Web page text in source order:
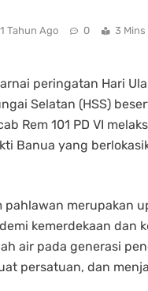
1 Tahun Ago 0 3 Mins
peringatan Hari
Selatan (HSS)
Rem 101 PD VI
Banua yang
pahlawan merupakan
kemerdekaan dan
air pada generasi
persatuan, dan